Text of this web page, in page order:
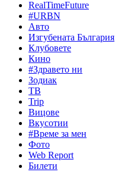
RealTimeFuture
#URBN
Авто
Изгубената България
Клубовете
Кино
#Здравето ни
Зодиак
ТВ
Trip
Вицове
Вкусотии
#Време за мен
Фото
Web Report
Билети